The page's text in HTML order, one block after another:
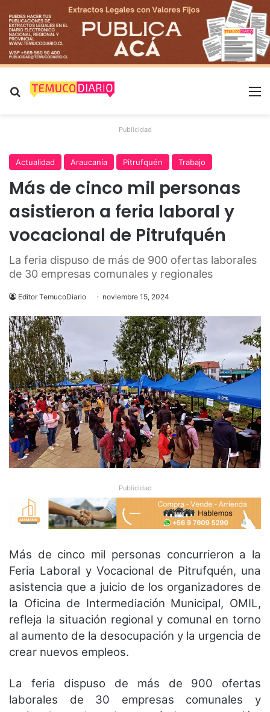
Buscar por
Publicidad
Actualidad Araucanía Pitrufquén Trabajo
Más de cinco mil personas
asistieron a feria laboral y
vocacional de Pitrufquén
La feria dispuso de más de 900 ofertas laborales
de 30 empresas comunales y regionales
Editor TemucoDiario noviembre 15, 2024
Publicidad
Más de cinco mil personas concurrieron a la
Feria Laboral y Vocacional de Pitrufquén, una
asistencia que a juicio de los organizadores de
la Oficina de Intermediación Municipal, OMIL,
refleja la situación regional y comunal en torno
al aumento de la desocupación y la urgencia de
crear nuevos empleos.
La feria dispuso de más de 900 ofertas
laborales de 30 empresas comunales y